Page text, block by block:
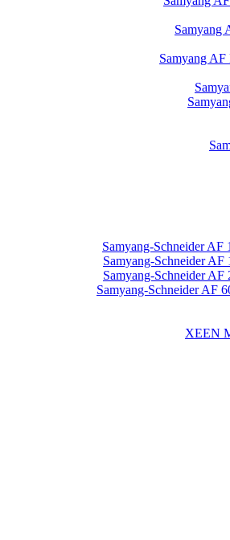
Samyang
Samyang AF
Samyang-Schneider
Samyang-Schneider
Samyang-Schneider
Samyang-Schneider AF
XEEN